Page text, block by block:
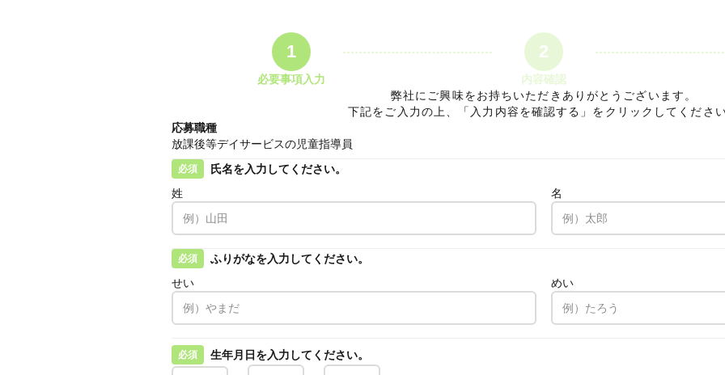
1
必要事項入力
2
内容確認
弊社にご興味をお持ちいただきありがとうございます。
下記をご入力の上、「入力内容を確認する」をクリックしてください
応募職種
放課後等デイサービスの児童指導員
必須
氏名を入力してください。
姓
名
必須
ふりがなを入力してください。
せい
めい
必須 生年月日を入力してください。